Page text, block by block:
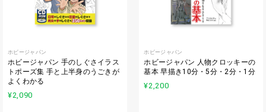
ホビージャパン
ホビージャパン 手のしぐさイラス
トポーズ集 手と上半身のうごきが
よくわかる
¥2,090
ホビージャパン
ホビージャパン 人物クロッキーの
基本 早描き10分・5分・2分・1分
¥2,200